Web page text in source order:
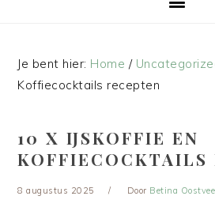
Je bent hier: Home /
Koffiecocktails recepten
10 X IJSKOFFIE EN
KOFFIECOCKTAILS
8 augustus 2025 Door Betina